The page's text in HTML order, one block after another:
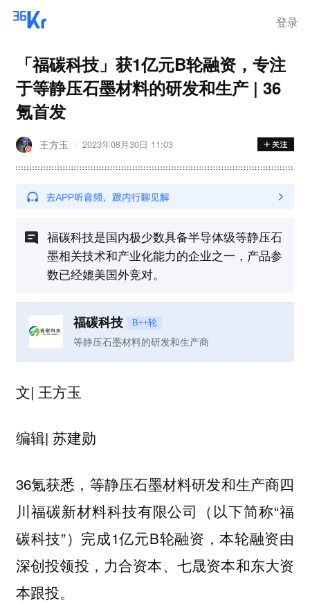
登录
「福碳科技」获1亿元B轮融资，专注
于等静压石墨材料的研发和生产 | 36
氪首发
王方玉 2023年08月30日 11:03
福碳科技是国内极少数具备半导体级等静压石
墨相关技术和产业化能力的企业之一，产品参
数已经媲美国外竞对。
福碳科技 B++轮
等静压石墨材料的研发和生产商
文| 王方玉
编辑| 苏建勋
36氪获悉，等静压石墨材料研发和生产商四
川福碳新材料科技有限公司（以下简称“福
碳科技”）完成1亿元B轮融资，本轮融资由
深创投领投，力合资本、七晟资本和东大资
本跟投。